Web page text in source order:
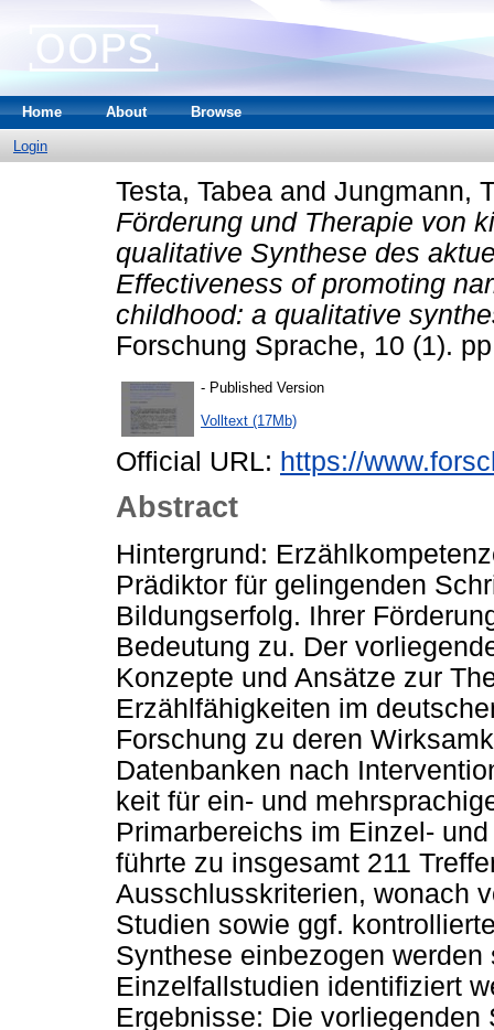
Home About Browse
Login
Testa, Tabea and Jungmann,
Förderung und Therapie von
qualitative Synthese des
Effectiveness of promoting
childhood: a qualitative
Forschung Sprache, 10 (1).
- Published Version
Volltext (17Mb)
Official URL: https://
Abstract
Hintergrund:
Prädiktor für gelingenden
Bildungserfolg. Ihrer
Bedeu­tung zu. Der
Konzepte und Ansätze zur
Erzählfähigkeiten im
Forschung zu deren
Datenbanken nach
keit für ein- und
Primarbereichs im Einzel-
führte zu insgesamt 211
Ausschluss­kriterien, wonach
Studien sowie ggf.
Synthese einbezogen
Einzelfallstudien identifi­ziert
Ergebnisse: Die